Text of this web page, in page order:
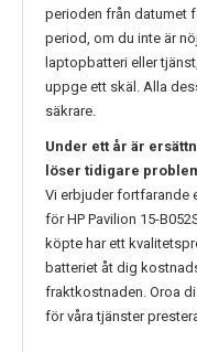
perioden från datumet
period, om du inte är
laptopbatteri eller
uppge ett skäl. Alla
säkrare.
Under ett år är
löser tidigare
Vi erbjuder fortfarande
förHP Pavilion 15-
köpte har ett
batteriet åt dig
fraktkostnaden. Oroa
för våra tjänster